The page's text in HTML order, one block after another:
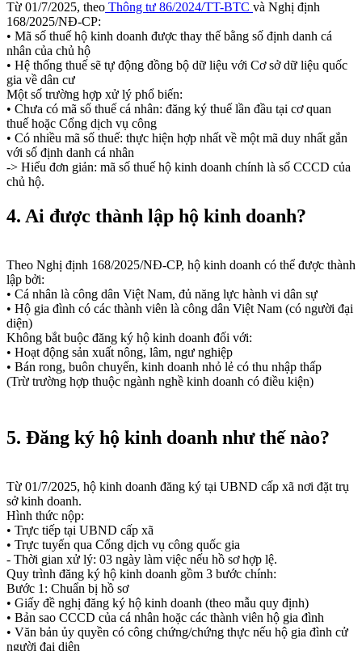
Từ 01/7/2025, theo Thông tư 86/2024/TT-BTC và Nghị định
168/2025/NĐ-CP:
• Mã số thuế hộ kinh doanh được thay thế bằng số định danh cá
nhân của chủ hộ
• Hệ thống thuế sẽ tự động đồng bộ dữ liệu với Cơ sở dữ liệu quốc
gia về dân cư
Một số trường hợp xử lý phổ biến:
• Chưa có mã số thuế cá nhân: đăng ký thuế lần đầu tại cơ quan
thuế hoặc Cổng dịch vụ công
• Có nhiều mã số thuế: thực hiện hợp nhất về một mã duy nhất gắn
với số định danh cá nhân
-> Hiểu đơn giản: mã số thuế hộ kinh doanh chính là số CCCD của
chủ hộ.
4. Ai được thành lập hộ kinh doanh?
Theo Nghị định 168/2025/NĐ-CP, hộ kinh doanh có thể được thành
lập bởi:
• Cá nhân là công dân Việt Nam, đủ năng lực hành vi dân sự
• Hộ gia đình có các thành viên là công dân Việt Nam (có người đại
diện)
Không bắt buộc đăng ký hộ kinh doanh đối với:
• Hoạt động sản xuất nông, lâm, ngư nghiệp
• Bán rong, buôn chuyến, kinh doanh nhỏ lẻ có thu nhập thấp
(Trừ trường hợp thuộc ngành nghề kinh doanh có điều kiện)
5. Đăng ký hộ kinh doanh như thế nào?
Từ 01/7/2025, hộ kinh doanh đăng ký tại UBND cấp xã nơi đặt trụ
sở kinh doanh.
Hình thức nộp:
• Trực tiếp tại UBND cấp xã
• Trực tuyến qua Cổng dịch vụ công quốc gia
- Thời gian xử lý: 03 ngày làm việc nếu hồ sơ hợp lệ.
Quy trình đăng ký hộ kinh doanh gồm 3 bước chính:
Bước 1: Chuẩn bị hồ sơ
• Giấy đề nghị đăng ký hộ kinh doanh (theo mẫu quy định)
• Bản sao CCCD của cá nhân hoặc các thành viên hộ gia đình
• Văn bản ủy quyền có công chứng/chứng thực nếu hộ gia đình cử
người đại diện